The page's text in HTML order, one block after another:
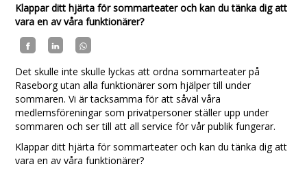
Klappar ditt hjärta för sommarteater och kan du tänka dig att
vara en av våra funktionärer?
Det skulle inte skulle lyckas att ordna sommarteater på
Raseborg utan alla funktionärer som hjälper till under
sommaren. Vi är tacksamma för att såväl våra
medlemsföreningar som privatpersoner ställer upp under
sommaren och ser till att all service för vår publik fungerar.
Klappar ditt hjärta för sommarteater och kan du tänka dig att
vara en av våra funktionärer?